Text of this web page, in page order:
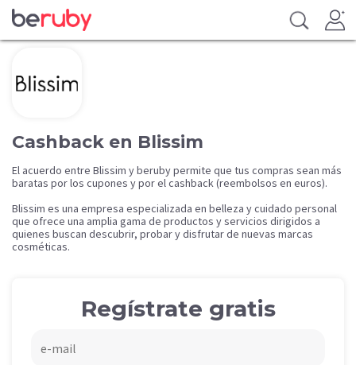
Cashback en Blissim
El acuerdo entre Blissim y beruby permite que tus compras sean más
baratas por los cupones y por el cashback (reembolsos en euros).
Blissim es una empresa especializada en belleza y cuidado personal
que ofrece una amplia gama de productos y servicios dirigidos a
quienes buscan descubrir, probar y disfrutar de nuevas marcas
cosméticas.
Regístrate gratis